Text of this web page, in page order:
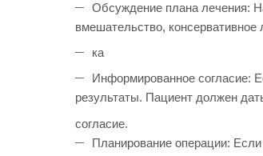
Обсуждение плана лечения:
вмешательство,
ка
Информированное согласие:
результаты. Пациент должен
согласие.
Планирование операции: